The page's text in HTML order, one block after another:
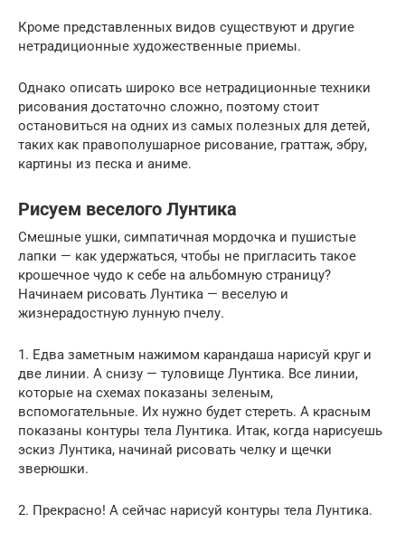
Кроме представленных видов существуют и другие
нетрадиционные художественные приемы.
Однако описать широко все нетрадиционные техники
рисования достаточно сложно, поэтому стоит
остановиться на одних из самых полезных для детей,
таких как правополушарное рисование, граттаж, эбру,
картины из песка и аниме.
Рисуем веселого Лунтика
Смешные ушки, симпатичная мордочка и пушистые
лапки — как удержаться, чтобы не пригласить такое
крошечное чудо к себе на альбомную страницу?
Начинаем рисовать Лунтика — веселую и
жизнерадостную лунную пчелу.
1. Едва заметным нажимом карандаша нарисуй круг и
две линии. А снизу — туловище Лунтика. Все линии,
которые на схемах показаны зеленым,
вспомогательные. Их нужно будет стереть. А красным
показаны контуры тела Лунтика. Итак, когда нарисуешь
эскиз Лунтика, начинай рисовать челку и щечки
зверюшки.
2. Прекрасно! А сейчас нарисуй контуры тела Лунтика.